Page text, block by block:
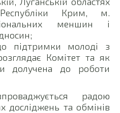
Крим, м.
меншин і
підтримки молоді з
Комітет та як
долучена до роботи
радою
досліджень та обмінів